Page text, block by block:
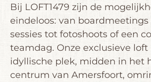
Bij LOFT1479 zijn de
eindeloos: van boardmeetings
sessies tot fotoshoots of een
teamdag. Onze exclusieve
idyllische plek, midden in het
centrum van Amersfoort,